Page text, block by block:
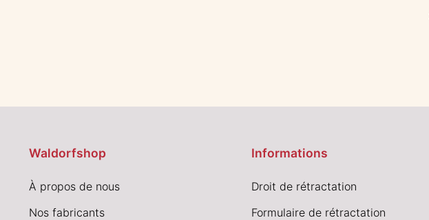
Waldorfshop
À propos de nous
Nos fabricants
Informations
Droit de rétractation
Formulaire de rétractation